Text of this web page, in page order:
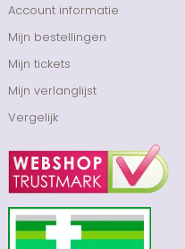
Account informatie
Mijn bestellingen
Mijn tickets
Mijn verlanglijst
Vergelijk